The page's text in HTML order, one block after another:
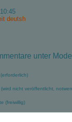
deutsh
unter
(wird nicht veröffentlicht,
(freiwillig)